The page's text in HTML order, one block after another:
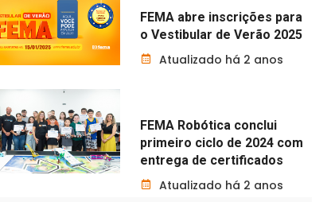
FEMA abre inscrições para
o Vestibular de Verão 2025
Atualizado há 2 anos
FEMA Robótica conclui
primeiro ciclo de 2024 com
entrega de certificados
Atualizado há 2 anos